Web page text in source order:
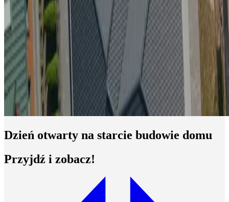
Dzień otwarty na starcie budowie domu
Przyjdź i zobacz!